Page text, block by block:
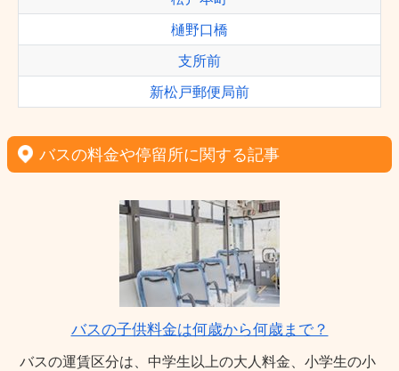
樋野口橋
支所前
新松戸郵便局前
バスの料金や停留所に関する記事
バスの子供料金は何歳から何歳まで？
バスの運賃区分は、中学生以上の大人料金、小学生の小